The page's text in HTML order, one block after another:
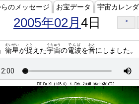
のメッセージ お宝データ 宇宙カレン
2005年02月 4日 >
衛星
えいせい
が捉
とら
えた宇宙
うちゅう
の電波
でんぱ
を音
おと
にしました。